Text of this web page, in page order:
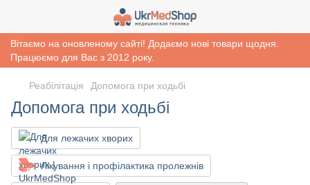
Вітаємо на оновленому сайті! Додаємо нові товари щодня.
Працюємо для Вас з 2012 року.
Реабiлiтацiя Допомога при ходьбі
Допомога при ходьбі
Для лежачих хворих
Лікування і профілактика пролежнів